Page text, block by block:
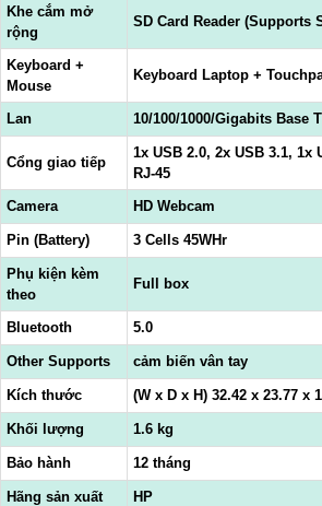
Khe cắm mở
rộng
SD Card Reader (Supports
Keyboard +
Mouse
Keyboard Laptop +
Lan 10/100/1000/Gigabits Base T
Cổng giao tiếp
1x USB 2.0, 2x USB 3.1, 1x
RJ-45
Camera
HD Webcam
Pin (Battery) 3 Cells 45WHr
Phụ kiện kèm
theo
Full box
Bluetooth 5.0
Other Supports cảm biến vân tay
Kích thước (W x D x H) 32.42 x 23.77 x
Khối lượng 1.6 kg
Bảo hành 12 tháng
Hãng sản xuất HP